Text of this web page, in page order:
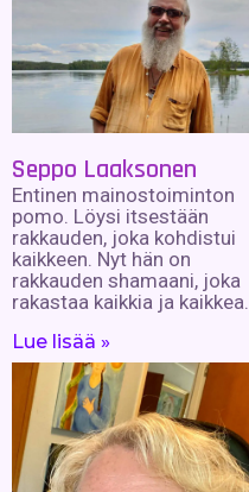
Seppo Laaksonen
Entinen mainostoiminton
pomo. Löysi itsestään
rakkauden, joka kohdistui
kaikkeen. Nyt hän on
rakkauden shamaani, joka
rakastaa kaikkia ja kaikkea.
Lue lisää »